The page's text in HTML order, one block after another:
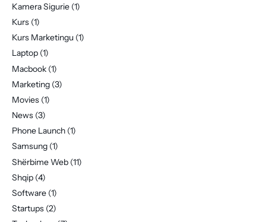
Kamera Sigurie (1)
Kurs (1)
Kurs Marketingu (1)
Laptop (1)
Macbook (1)
Marketing (3)
Movies (1)
News (3)
Phone Launch (1)
Samsung (1)
Shërbime Web (11)
Shqip (4)
Software (1)
Startups (2)